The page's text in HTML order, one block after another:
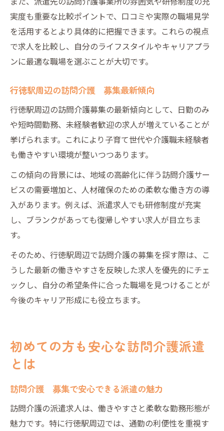
実度も重要な比較ポイントで、口コミや実際の職場見学
を活用するとより具体的に把握できます。これらの視点
で求人を比較し、自分のライフスタイルやキャリアプラ
ンに最適な職場を選ぶことが大切です。
行徳駅周辺の訪問介護 募集最新傾向
行徳駅周辺の訪問介護募集の最新傾向として、日勤のみ
や短時間勤務、未経験者歓迎の求人が増えていることが
挙げられます。これにより子育て世代や介護職未経験者
も働きやすい環境が整いつつあります。
この傾向の背景には、地域の高齢化に伴う訪問介護サー
ビスの需要増加と、人材確保のための柔軟な働き方の導
入があります。例えば、派遣求人でも研修制度が充実
し、ブランクがあっても復帰しやすい求人が目立ちま
す。
そのため、行徳駅周辺で訪問介護の募集を探す際は、こ
うした最新の働きやすさを反映した求人を優先的にチェ
ックし、自分の希望条件に合った職場を見つけることが
今後のキャリア形成にも役立ちます。
初めての方も安心な訪問介護派遣
とは
訪問介護 募集で安心できる派遣の魅力
訪問介護の派遣求人は、働きやすさと柔軟な勤務形態が
魅力です。特に行徳駅周辺では、通勤の利便性を重視す